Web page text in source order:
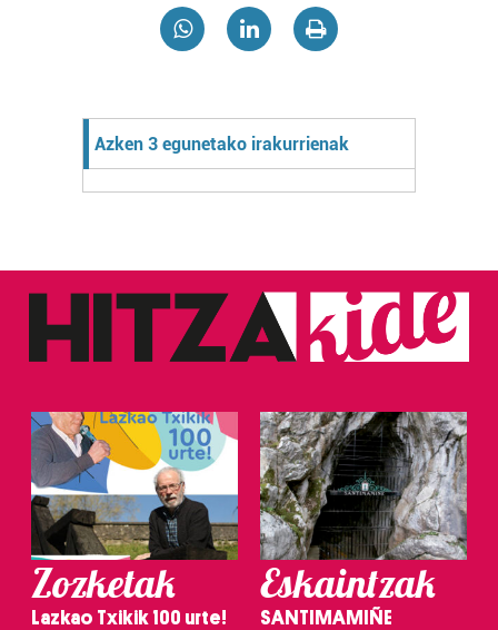
Azken 3 egunetako irakurrienak
Zozketak
Lazkao Txikik 100 urte!
Eskaintzak
SANTIMAMIÑE